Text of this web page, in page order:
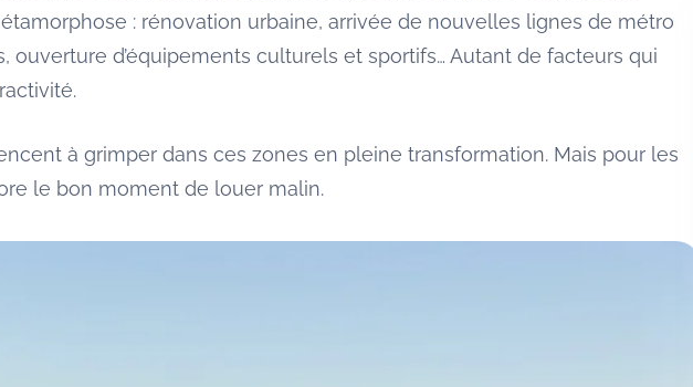
: rénovation urbaine, arrivée de nouvelles lignes de métro
ouverture d’équipements culturels et sportifs… Autant de facteurs qui
à grimper dans ces zones en pleine transformation. Mais pour les
le bon moment de louer malin.